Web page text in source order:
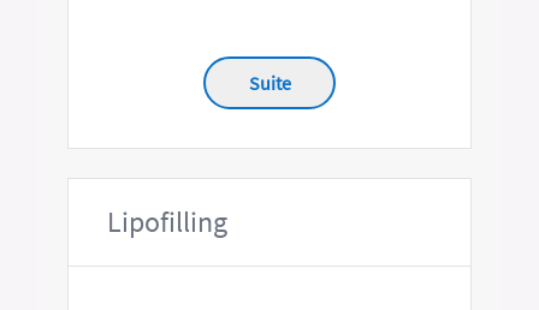
Suite
Lipofilling